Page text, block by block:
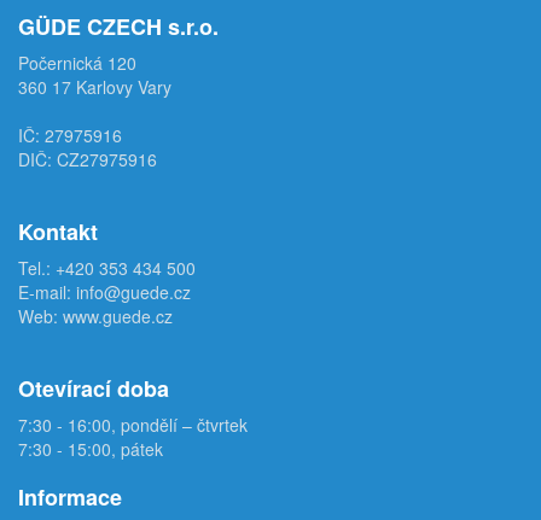
GÜDE CZECH s.r.o.
Počernická 120
360 17 Karlovy Vary
IČ: 27975916
DIČ: CZ27975916
Kontakt
Tel.: +420 353 434 500
E-mail: info@guede.cz
Web: www.guede.cz
Otevírací doba
7:30 - 16:00, pondělí – čtvrtek
7:30 - 15:00, pátek
Informace